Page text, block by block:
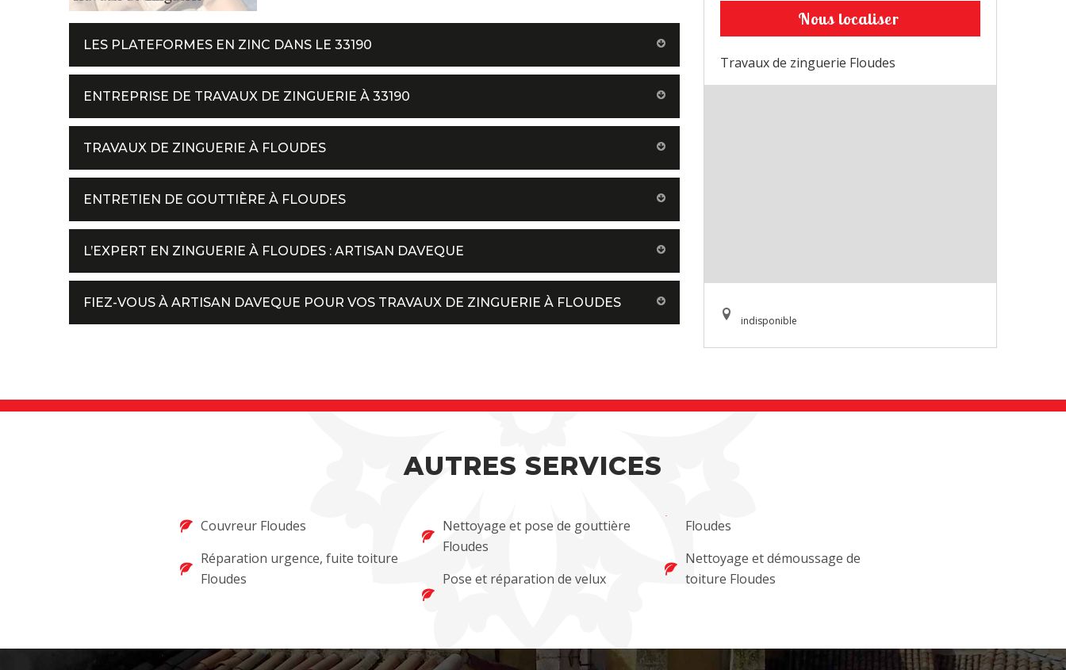
LES PLATEFORMES EN ZINC DANS LE 33190
ENTREPRISE DE TRAVAUX DE ZINGUERIE À 33190
TRAVAUX DE ZINGUERIE À FLOUDES
ENTRETIEN DE GOUTTIÈRE À FLOUDES
L’EXPERT EN ZINGUERIE À FLOUDES : ARTISAN DAVEQUE
FIEZ-VOUS À ARTISAN DAVEQUE POUR VOS TRAVAUX DE ZINGUERIE À FLOUDES
Nous localiser
Travaux de zinguerie Floudes
indisponible
AUTRES SERVICES
Couvreur Floudes
Réparation urgence, fuite toiture
Floudes
Nettoyage et pose de gouttière
Floudes
Pose et réparation de velux
Floudes
Nettoyage et démoussage de
toiture Floudes